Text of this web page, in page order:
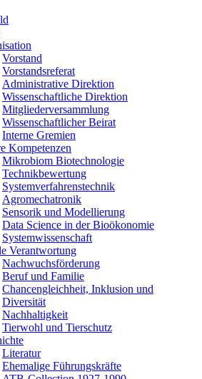
Vorstand
Vorstandsreferat
Administrative Direktion
Wissenschaftliche Direktion
Mitgliederversammlung
Wissenschaftlicher Beirat
Interne Gremien
Kompetenzen
Mikrobiom Biotechnologie
Technikbewertung
Systemverfahrenstechnik
Agromechatronik
Sensorik und Modellierung
Data Science in der Bioökonomie
Systemwissenschaft
Verantwortung
Nachwuchsförderung
Beruf und Familie
Chancengleichheit, Inklusion und
Diversität
Nachhaltigkeit
Tierwohl und Tierschutz
Literatur
Ehemalige Führungskräfte